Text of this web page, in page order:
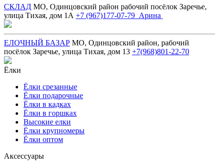
СКЛАД МО, Одинцовский район рабочий посёлок Заречье,
улица Тихая, дом 1А +7 (967)177-07-79 Арина
ЕЛОЧНЫЙ БАЗАР МО, Одинцовский район, рабочий
посёлок Заречье, улица Тихая, дом 13 +7(968)801-22-70
Ёлки
Ёлки срезанные
Ёлки подарочные
Ёлки в кадках
Ёлки в горшках
Высокие елки
Ёлки крупномеры
Ёлки оптом
Аксессуары